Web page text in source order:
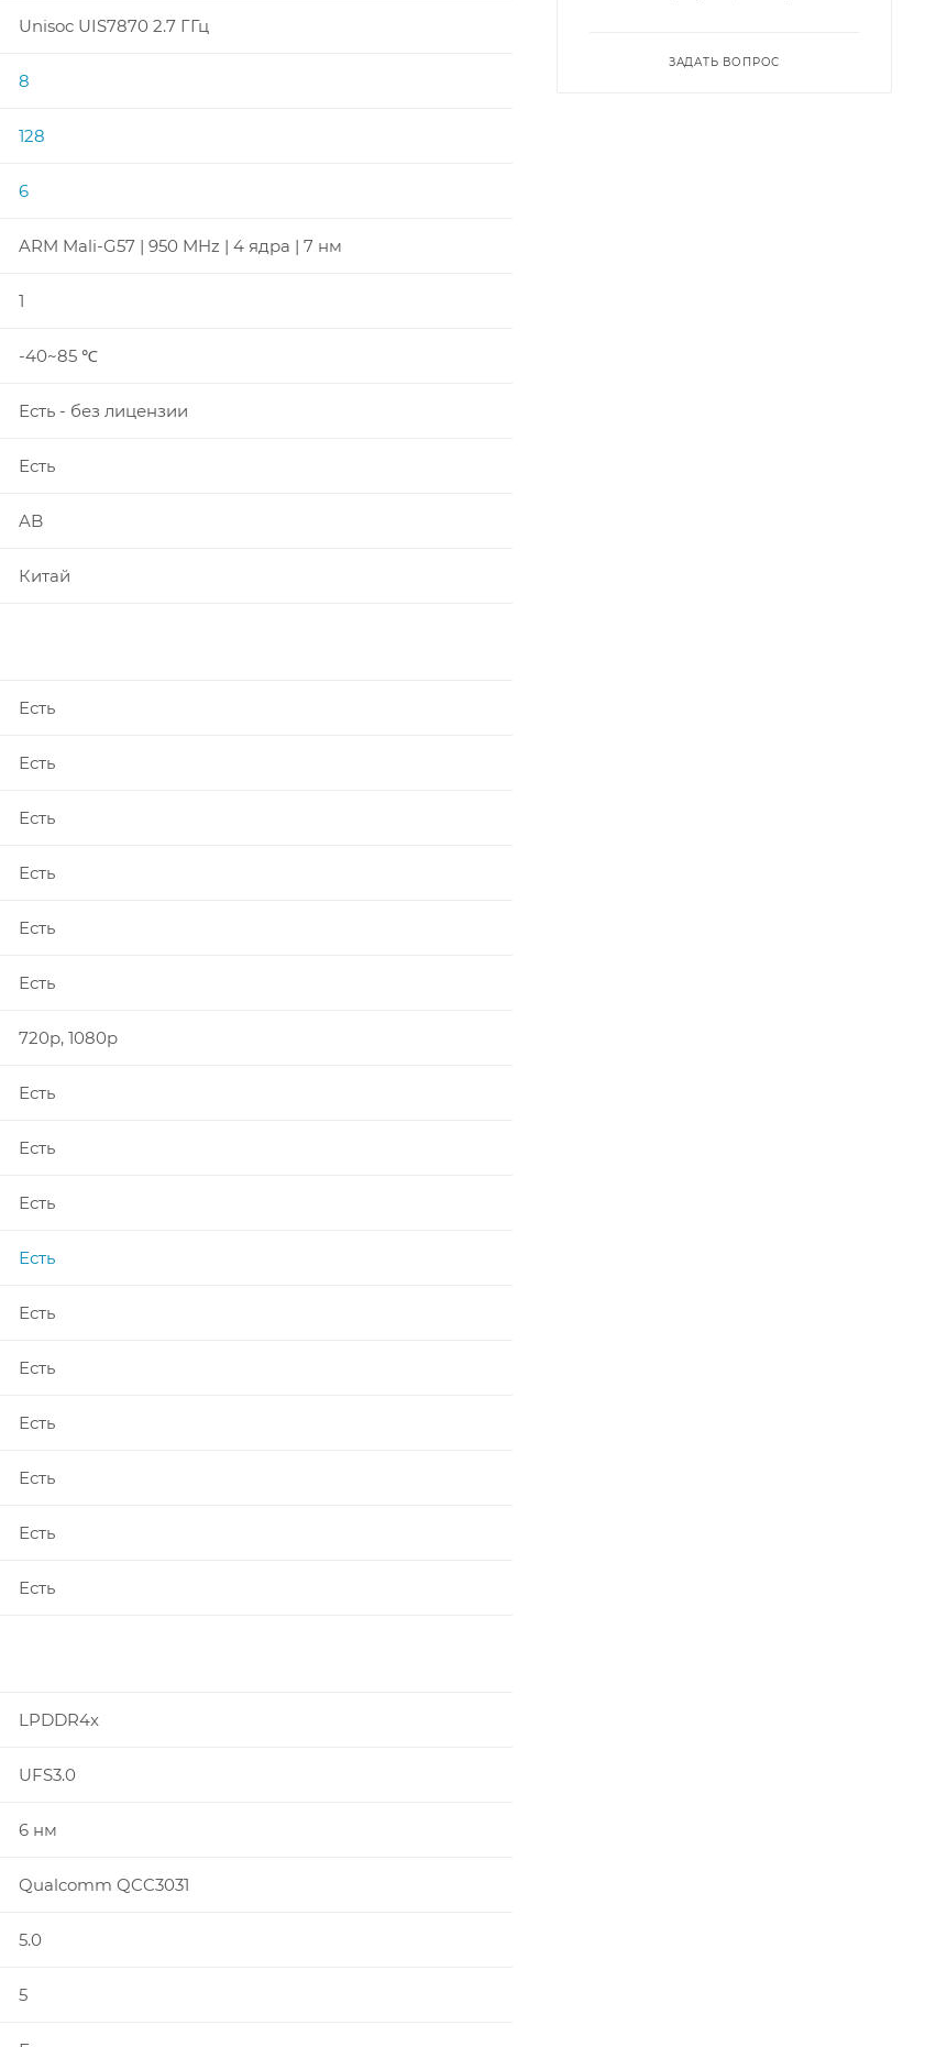
Unisoc UIS7870 2.7 ГГц
8
128
6
ARM Mali-G57 | 950 MHz | 4 ядра | 7 нм
1
-40~85 ℃
Есть - без лицензии
Есть
AB
Китай
Есть
Есть
Есть
Есть
Есть
Есть
720p, 1080p
Есть
Есть
Есть
Есть
Есть
Есть
Есть
Есть
Есть
Есть
LPDDR4x
UFS3.0
6 нм
Qualcomm QCC3031
5.0
5
ЗАДАТЬ ВОПРОС